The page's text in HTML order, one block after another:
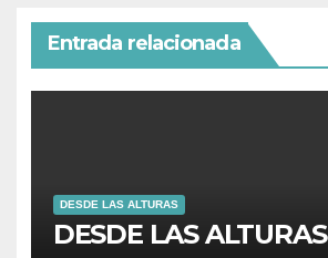
Entrada relacionada
DESDE LAS ALTURAS
DESDE LAS ALTURAS